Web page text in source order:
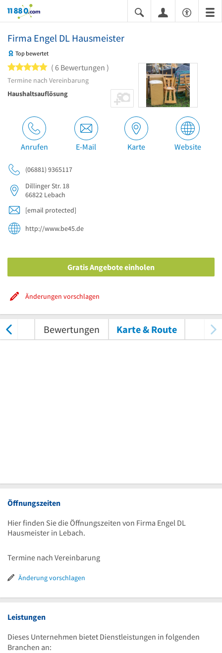
11880.com
Firma Engel DL Hausmeister
Top bewertet
5 von 5 Sternen
6 Bewertungen
Termine nach Vereinbarung
Haushaltsauflösung
Anrufen E-Mail Karte Website
(06881) 9365117
Dillinger Str. 18
66822 Lebach
[email protected]
http://www.be45.de
Gratis Angebote einholen
Änderungen vorschlagen
Bewertungen Karte & Route
Öffnungszeiten
Hier finden Sie die Öffnungszeiten von Firma Engel DL
Hausmeister in Lebach.
Termine nach Vereinbarung
Änderung vorschlagen
Leistungen
Dieses Unternehmen bietet Dienstleistungen in folgenden
Branchen an: